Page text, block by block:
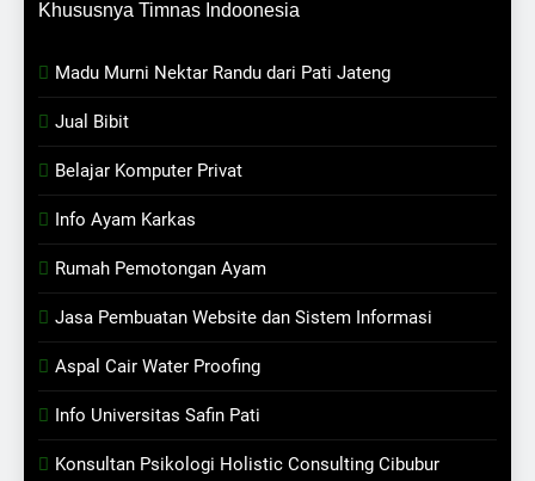
Khususnya Timnas Indoonesia
Madu Murni Nektar Randu dari Pati Jateng
Jual Bibit
Belajar Komputer Privat
Info Ayam Karkas
Rumah Pemotongan Ayam
Jasa Pembuatan Website dan Sistem Informasi
Aspal Cair Water Proofing
Info Universitas Safin Pati
Konsultan Psikologi Holistic Consulting Cibubur